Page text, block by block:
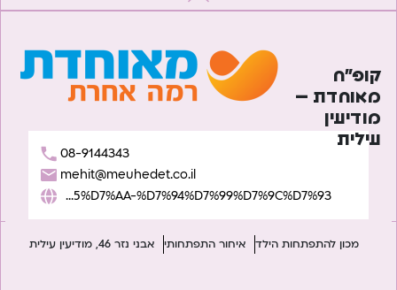
קופ”ח
מאוחדת –
מודיעין
עילית
08-9144343
mehit@meuhedet.co.il
https://www.meuhedet.co.il/%D7%94%D7%AA%D7%A4%D7%AA%D7%97%D7%95%D7%AA-%D7%94%D7%99%D7%9C%D7%93/
מכון להתפתחות הילד איחור התפתחותי אבני נזר 46, מודיעין עילית